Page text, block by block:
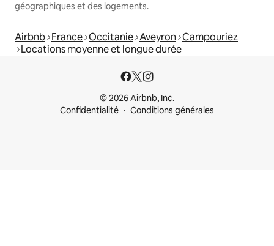
géographiques et des logements.
Airbnb France Occitanie Aveyron Campouriez
Locations moyenne et longue durée
© 2026 Airbnb, Inc.
Confidentialité
Conditions générales